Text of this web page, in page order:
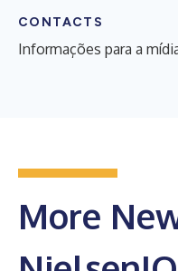
CONTACTS
Informações para a
More